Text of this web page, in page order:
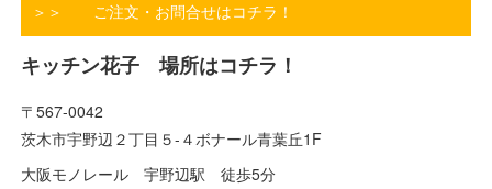
＞＞ ご注文・お問合せはコチラ！
キッチン花子 場所はコチラ！
〒567-0042
茨木市宇野辺２丁目５-４ボナール青葉丘1F
大阪モノレール 宇野辺駅 徒歩5分